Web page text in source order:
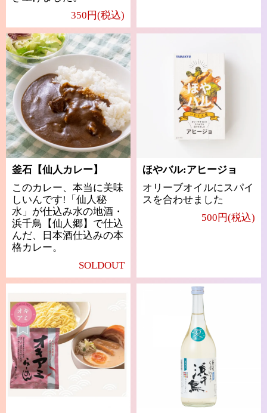
350円(税込)
釜石【仙人カレー】
このカレー、本当に美味
しいんです!「仙人秘
水」が仕込み水の地酒・
浜千鳥【仙人郷】で仕込
んだ、日本酒仕込みの本
格カレー。
SOLDOUT
ほやバル:アヒージョ
オリーブオイルにスパイ
スを合わせました
500円(税込)